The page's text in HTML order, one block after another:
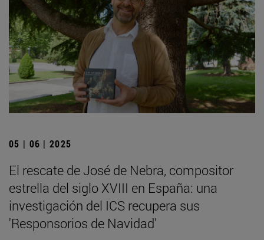
05 | 06 | 2025
El rescate de José de Nebra, compositor
estrella del siglo XVIII en España: una
investigación del ICS recupera sus
'Responsorios de Navidad'